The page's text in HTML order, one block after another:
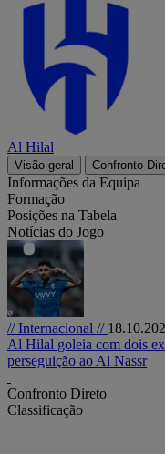
Al Hilal
Visão geral Confronto
Informações da Equipa
Formação
Posições na Tabela
Notícias do Jogo
// Internacional //
Al Hilal goleia com dois
perseguição ao Al Nassr
Confronto Direto
Classificação